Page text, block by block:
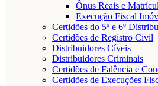
Ônus Reais e
Execução Fiscal
Certidões do 5º e 6º
Certidões de Registro Civil
Distribuidores Cíveis
Distribuidores Criminais
Certidões de Falência e
Certidões de Execuções